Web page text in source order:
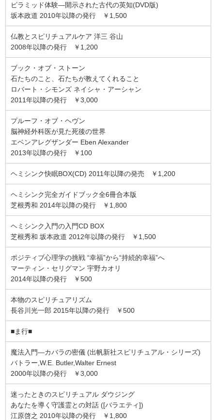
ピラミッド体験―開示された古代の英知(DVD版)
坂本政道 2010年以降の発行 ￥1,500
仏教とスピリチュアルケア 洋三 谷山
2008年以降の発行 ￥1,200
ブック・オブ・ストーン
石たちのこと、石たちが教えてくれること
ロバート・シモンズ ネイシャ・アーシャン
2011年以降の発行 ￥3,000
プルーフ・オブ・ヘヴン
脳神経外科医が見た死後の世界
エベンアレグザンダー Eben Alexander
2013年以降の発行 ￥100
ヘミシンク快眠BOX(CD) 2011年以降の発売 ￥1,200
ヘミシンク完全ガイドブック全6冊合本版
芝根秀和 2014年以降の発行 ￥1,800
ヘミシンク入門の入門CD BOX
芝根秀和 坂本政道 2012年以降の発行 ￥1,500
ポジティブ心理学の挑戦 “幸福”から“持続的幸福”へ
マーティン・セリグマン 宇野カオリ
2014年以降の発行 ￥500
本物のスピリチュアリズム
長谷川光一郎 2015年以降の発行 ￥500
■ま行■
魔法入門―カバラの密儀 (出帆新社スピリチュアル・シリーズ)
バトラー,W.E. Butler,Walter Ernest
2000年以降の発行 ￥3,000
迷ったときのスピリチュアル ダウジング
あなたを導く守護霊との対話 ([バラエティ])
江原啓之 2010年以降の発行 ￥1,800